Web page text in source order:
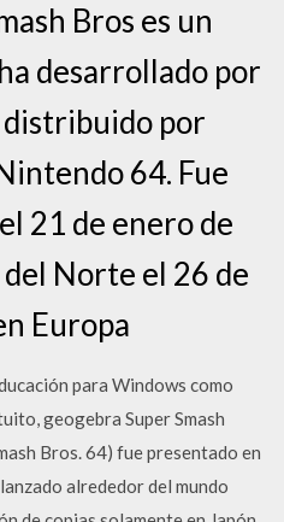
Bros es un
desarrollado por
por
64. Fue
21 de enero de
Norte el 26 de
Europa
para Windows como
geogebra Super Smash
Bros. 64) fue presentado en
alrededor del mundo